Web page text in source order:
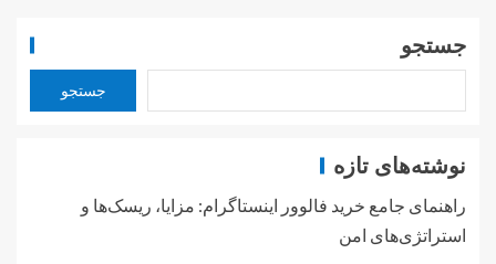
جستجو
جستجو
نوشته‌های تازه
راهنمای جامع خرید فالوور اینستاگرام: مزایا، ریسک‌ها و
استراتژی‌های امن